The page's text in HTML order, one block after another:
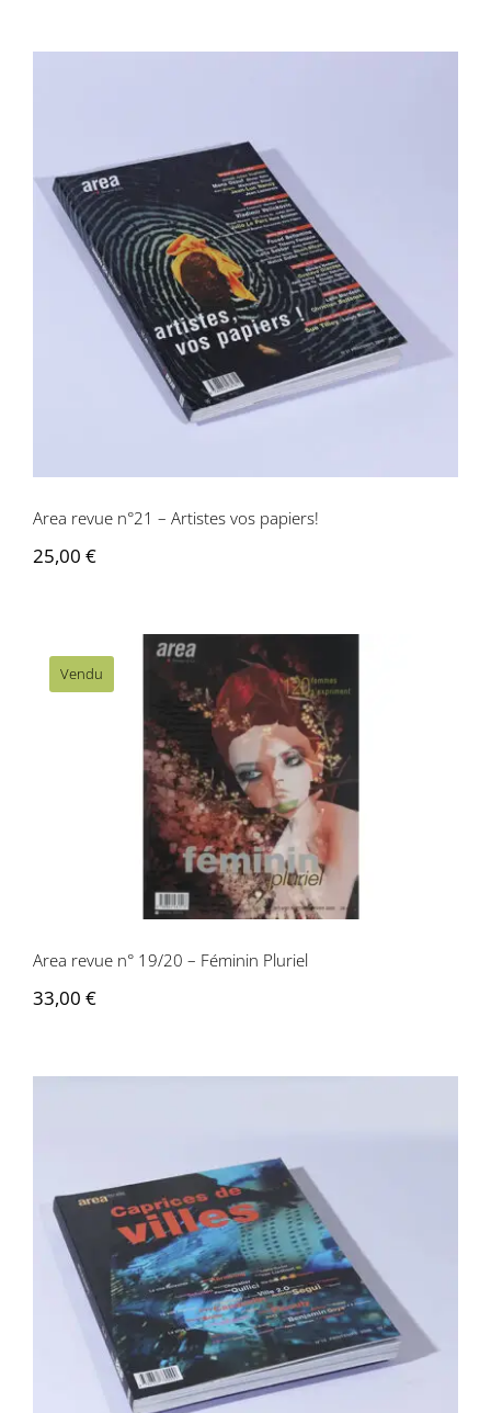
Area revue n°21 – Artistes vos papiers!
Area revue n°21 – Artistes vos papiers!
25,00 €
Vendu
Area revue n° 19/20 – Féminin Pluriel
Area revue n° 19/20 – Féminin Pluriel
33,00 €
Area revue n°16 – Caprices des villes